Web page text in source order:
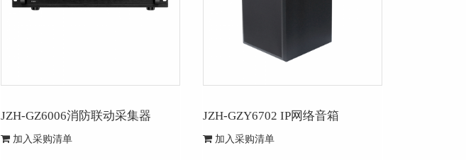
JZH-GZ6006消防联动采集器
加入采购清单
JZH-GZY6702 IP网络音箱
加入采购清单